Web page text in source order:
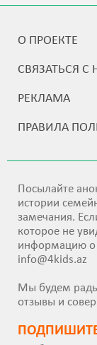
О ПРОЕКТЕ
СВЯЗАТЬСЯ С
РЕКЛАМА
ПРАВИЛА
Посылайте
истории
замечания.
которое не
информацию о
info@4kids.az
Мы будем
отзывы и